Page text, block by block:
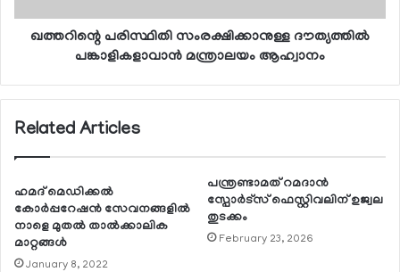
ഖത്തറിന്റെ പരിസ്ഥിതി സംരക്ഷിക്കാനുള്ള ദൗത്യത്തില്‍
പങ്കാളികളാവാന്‍ മന്ത്രാലയം ആഹ്വാനം
Related Articles
ഹമദ് മെഡിക്കല്‍
കോര്‍പ്പറേഷന്‍ സേവനങ്ങളില്‍
നാളെ മുതല്‍ താല്‍ക്കാലിക
മാറ്റങ്ങള്‍
January 8, 2022
പന്ത്രണ്ടാമത് റമദാന്‍
സ്പോര്‍ട്സ് ഫെസ്റ്റിവലിന് ഉജ്വല
തുടക്കം
February 23, 2026